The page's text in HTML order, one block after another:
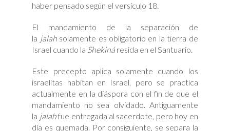
haber pensado según el versículo 18.
El mandamiento de la separación de
la jalahsolamente es obligatorio en la tierra de
Israel cuando la Shekináresida en el Santuario.
Este precepto aplica solamente cuando los
israelitas habitan en Israel, pero se practica
actualmente en la diáspora con el fin de que el
mandamiento no sea olvidado. Antiguamente
la jalahfue entregada al sacerdote, pero hoy en
día es quemada. Por consiguiente, se separa la